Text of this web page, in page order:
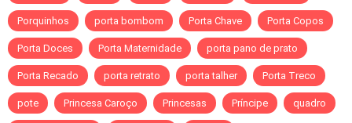
Porquinhos porta bombom Porta Chave Porta Copos
Porta Doces Porta Maternidade porta pano de prato
Porta Recado porta retrato porta talher Porta Treco
pote Princesa Caroço Princesas Príncipe quadro